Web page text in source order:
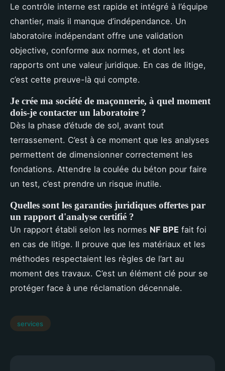
Le contrôle interne est rapide et intégré à l’équipe
chantier, mais il manque d’indépendance. Un
laboratoire indépendant offre une validation
objective, conforme aux normes, et dont les
rapports ont une valeur juridique. En cas de litige,
c’est cette preuve-là qui compte.
Je crée ma société de maçonnerie, à quel moment
dois-je contacter un laboratoire ?
Dès la phase d’étude de sol, avant tout
terrassement. C’est à ce moment que les analyses
permettent de dimensionner correctement les
fondations. Attendre la coulée du béton pour faire
un test, c’est prendre un risque inutile.
Quelles sont les garanties juridiques offertes par
un rapport d'analyse certifié ?
Un rapport établi selon les normes NF BPE fait foi
en cas de litige. Il prouve que les matériaux et les
méthodes respectaient les règles de l’art au
moment des travaux. C’est un élément clé pour se
protéger face à une réclamation décennale.
services